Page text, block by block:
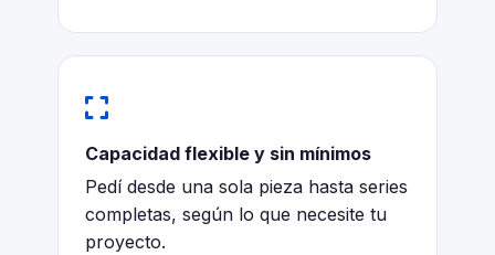
Capacidad flexible y sin mínimos
Pedí desde una sola pieza hasta series
completas, según lo que necesite tu
proyecto.